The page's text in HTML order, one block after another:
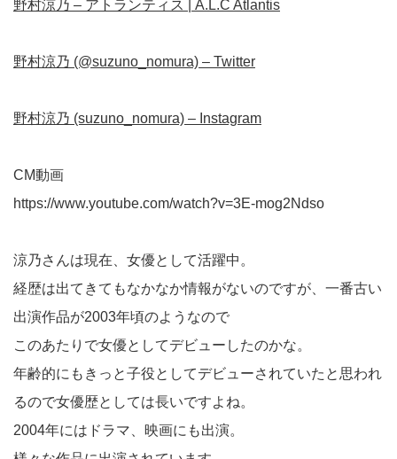
野村涼乃 – アトランティス | A.L.C Atlantis
野村涼乃 (@suzuno_nomura) – Twitter
野村涼乃 (suzuno_nomura) – Instagram
CM動画
https://www.youtube.com/watch?v=3E-mog2Ndso
涼乃さんは現在、女優として活躍中。
経歴は出てきてもなかなか情報がないのですが、一番古い
出演作品が2003年頃のようなので
このあたりで女優としてデビューしたのかな。
年齢的にもきっと子役としてデビューされていたと思われ
るので女優歴としては長いですよね。
2004年にはドラマ、映画にも出演。